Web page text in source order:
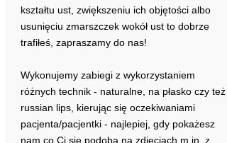
kształtu ust, zwiększeniu ich objętości albo
usunięciu zmarszczek wokół ust to dobrze
trafiłeś, zapraszamy do nas!
Wykonujemy zabiegi z wykorzystaniem
różnych technik - naturalne, na płasko czy też
russian lips, kierując się oczekiwaniami
pacjenta/pacjentki - najlepiej, gdy pokażesz
nam co Ci się podoba na zdjęciach m.in. z